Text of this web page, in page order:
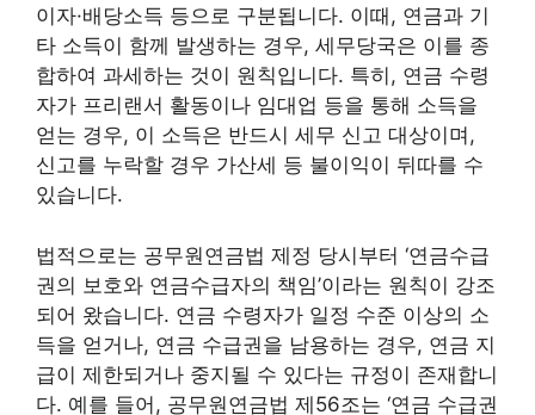
이자·배당소득 등으로 구분됩니다. 이때, 연금과 기
타 소득이 함께 발생하는 경우, 세무당국은 이를 종
합하여 과세하는 것이 원칙입니다. 특히, 연금 수령
자가 프리랜서 활동이나 임대업 등을 통해 소득을
얻는 경우, 이 소득은 반드시 세무 신고 대상이며,
신고를 누락할 경우 가산세 등 불이익이 뒤따를 수
있습니다.
법적으로는 공무원연금법 제정 당시부터 ‘연금수급
권의 보호와 연금수급자의 책임’이라는 원칙이 강조
되어 왔습니다. 연금 수령자가 일정 수준 이상의 소
득을 얻거나, 연금 수급권을 남용하는 경우, 연금 지
급이 제한되거나 중지될 수 있다는 규정이 존재합니
다. 예를 들어, 공무원연금법 제56조는 ‘연금 수급권